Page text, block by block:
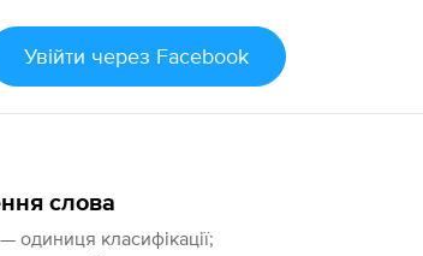
Увійти через Facebook
слова
— одиниця класифікації;